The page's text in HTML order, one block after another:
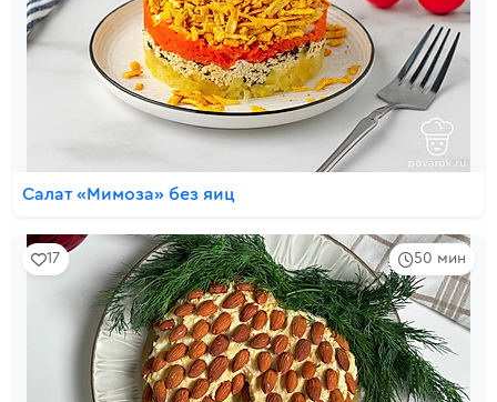
Салат «Мимоза» без яиц
50 мин
17